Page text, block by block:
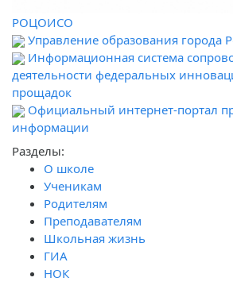
РОЦОИСО
Управление образования города
Информационная система
деятельности федеральных
прощадок
Официальный интернет-портал
информации
Разделы:
О школе
Ученикам
Родителям
Преподавателям
Школьная жизнь
ГИА
НОК